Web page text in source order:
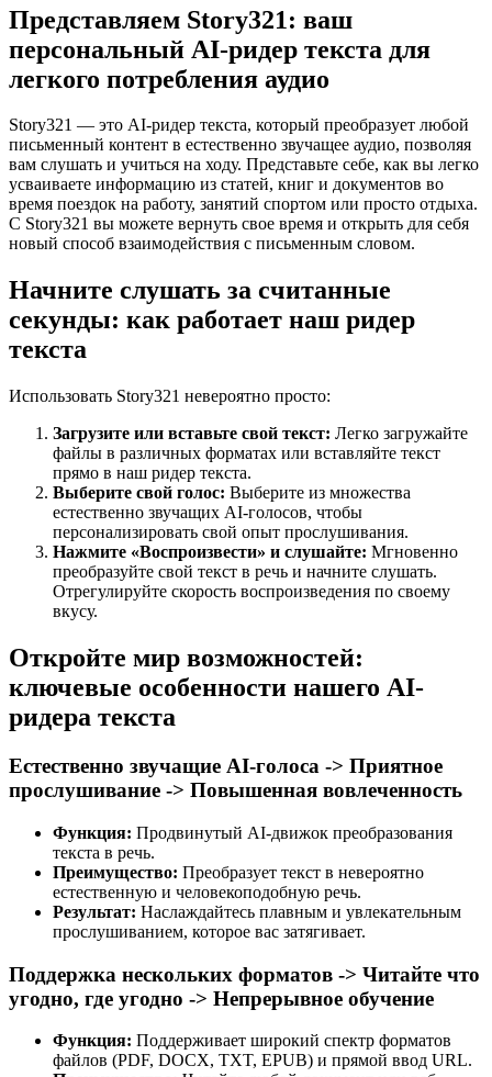
Представляем Story321: ваш
персональный AI-ридер текста для
легкого потребления аудио
Story321 — это AI-ридер текста, который преобразует любой
письменный контент в естественно звучащее аудио, позволяя
вам слушать и учиться на ходу. Представьте себе, как вы легко
усваиваете информацию из статей, книг и документов во
время поездок на работу, занятий спортом или просто отдыха.
С Story321 вы можете вернуть свое время и открыть для себя
новый способ взаимодействия с письменным словом.
Начните слушать за считанные
секунды: как работает наш ридер
текста
Использовать Story321 невероятно просто:
Загрузите или вставьте свой текст: Легко загружайте
файлы в различных форматах или вставляйте текст
прямо в наш ридер текста.
Выберите свой голос: Выберите из множества
естественно звучащих AI-голосов, чтобы
персонализировать свой опыт прослушивания.
Нажмите «Воспроизвести» и слушайте: Мгновенно
преобразуйте свой текст в речь и начните слушать.
Отрегулируйте скорость воспроизведения по своему
вкусу.
Откройте мир возможностей:
ключевые особенности нашего AI-
ридера текста
Естественно звучащие AI-голоса -> Приятное
прослушивание -> Повышенная вовлеченность
Функция: Продвинутый AI-движок преобразования
текста в речь.
Преимущество: Преобразует текст в невероятно
естественную и человекоподобную речь.
Результат: Наслаждайтесь плавным и увлекательным
прослушиванием, которое вас затягивает.
Поддержка нескольких форматов -> Читайте что
угодно, где угодно -> Непрерывное обучение
Функция: Поддерживает широкий спектр форматов
файлов (PDF, DOCX, TXT, EPUB) и прямой ввод URL.